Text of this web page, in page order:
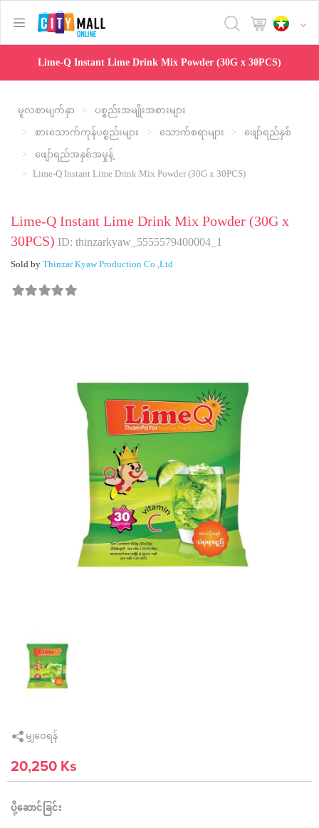
text.skipToContent
text.skipToNavigation
Lime-Q Instant Lime Drink Mix Powder (30G x 30PCS)
မူလစာမျက်နှာ
ပစ္စည်းအမျိုးအစားများ
စားသောက်ကုန်ပစ္စည်းများ
သောက်စရာများ
ဖျော်ရည်နှစ်
ဖျော်ရည်အနှစ်အမှုန့်
Lime-Q Instant Lime Drink Mix Powder (30G x 30PCS)
Lime-Q Instant Lime Drink Mix Powder (30G x
30PCS)ID: thinzarkyaw_5555579400004_1
Sold byThinzar Kyaw Production Co.,Ltd
မျှဝေရန်
20,250 Ks
ပို့ဆောင်ခြင်း